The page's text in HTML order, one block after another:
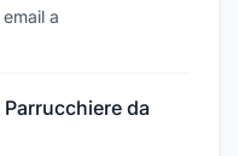
a
da